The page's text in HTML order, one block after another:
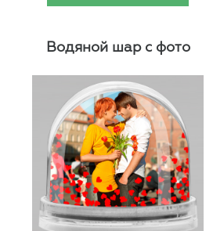
Водяной шар с фото